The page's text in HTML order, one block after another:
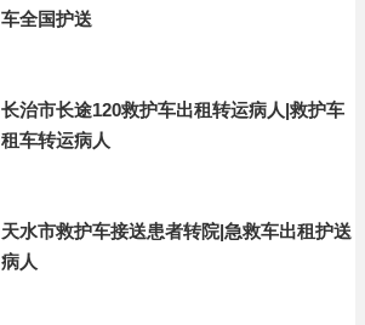
车全国护送
长治市长途120救护车出租转运病人|救护车
租车转运病人
天水市救护车接送患者转院|急救车出租护送
病人